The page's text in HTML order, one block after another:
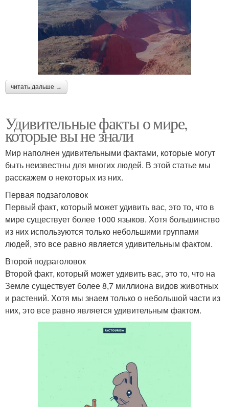
читать дальше →
Удивительные факты о мире,
которые вы не знали
Мир наполнен удивительными фактами, которые могут
быть неизвестны для многих людей. В этой статье мы
расскажем о некоторых из них.
Первая подзаголовок
Первый факт, который может удивить вас, это то, что в
мире существует более 1000 языков. Хотя большинство
из них используются только небольшими группами
людей, это все равно является удивительным фактом.
Второй подзаголовок
Второй факт, который может удивить вас, это то, что на
Земле существует более 8,7 миллиона видов животных
и растений. Хотя мы знаем только о небольшой части из
них, это все равно является удивительным фактом.